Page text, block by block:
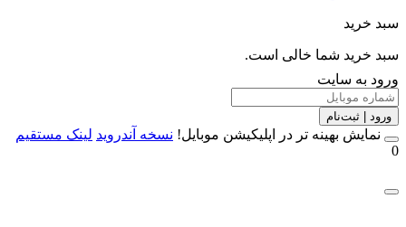
خرید شما خالی است.
به سایت
| ثبت‌نام
بهینه تر در اپلیکیشن موبایل!نسخه آندروید لینک مستقیم